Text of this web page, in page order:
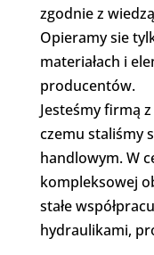
zgodnie z
Opieramy sie
materiałach i
producentów.
Jesteśmy firmą
czemu staliśmy
handlowym. W
kompleksowej
stałe
hydraulikami,